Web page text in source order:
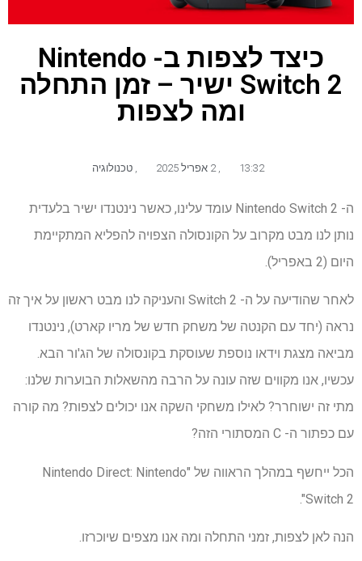
כיצד לצפות ב- Nintendo
Switch 2 ישיר – זמן התחלה
ומה לצפות
13:32 2 אפריל 2025 טכנולוגיה
ה- Nintendo Switch 2 עומד עלינו, כאשר נינטנדו ישיר בלעדית
נותן לנו מבט מקרוב על הקונסולה הצפויה להפליא המתקיימת
היום (2 באפריל).
לאחר שהודיעה על ה- Switch 2 והעניקה לנו מבט ראשון על איך זה
נראה (יחד עם הקנטה של ​​משחק חדש של מריו קארט), נינטנדו
מביאה מצגת וידאו נוספת שעוסקת בקונסולה של הג'ור הבא.
עכשיו, אנו מקווים שזה עונה על הרבה מהשאלות הבוערות שלנו:
מתי זה ישוחרר? לאילו משחקי השקה אנו יכולים לצפות? מה קורה
עם כפתור ה- C המסתורי הזה?
הכל ייחשף במהלך הראווה של "Nintendo Direct: Nintendo
Switch 2".
הנה לאן לצפות, זמני התחלה ומה אנו מצפים שיוכרזו.